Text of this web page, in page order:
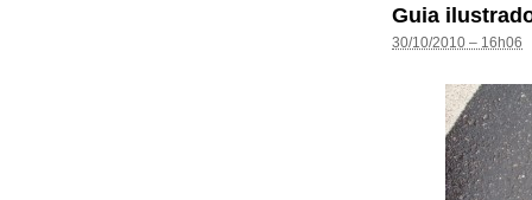
Guia
30/10/2010 – 16h06